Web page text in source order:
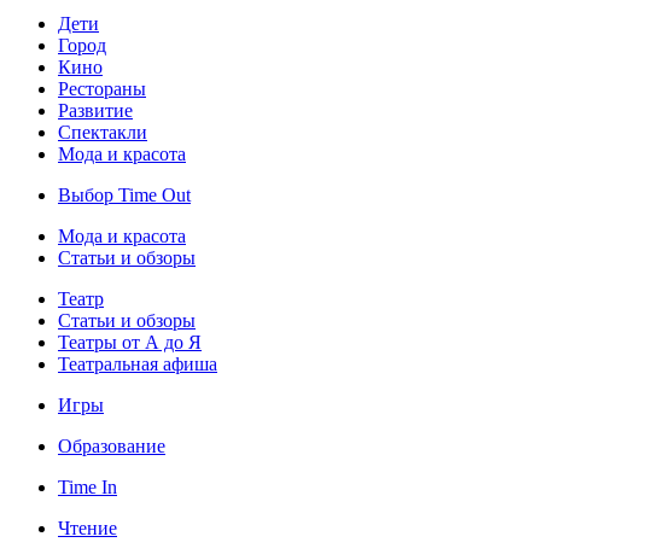
Дети
Город
Кино
Рестораны
Развитие
Спектакли
Мода и красота
Выбор Time Out
Мода и красота
Статьи и обзоры
Театр
Статьи и обзоры
Театры от А до Я
Театральная афиша
Игры
Образование
Time In
Чтение